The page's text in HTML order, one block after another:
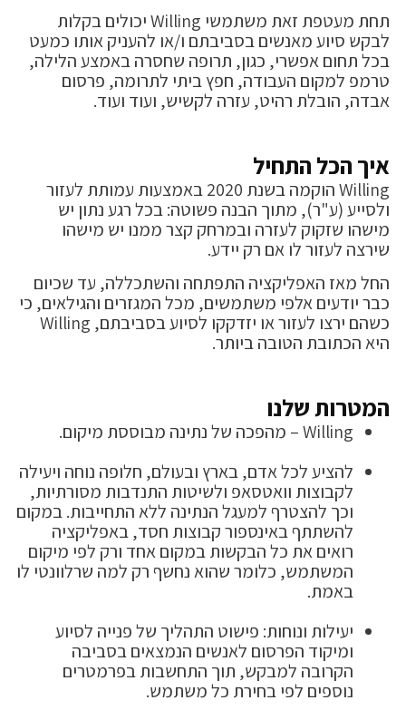
תחת מעטפת זאת משתמשי Willing יכולים בקלות
לבקש סיוע מאנשים בסביבתם ו/או להעניק אותו כמעט
בכל תחום אפשרי, כגון, תרופה שחסרה באמצע הלילה,
טרמפ למקום העבודה, חפץ ביתי לתרומה, פרסום
אבדה, הובלת רהיט, עזרה לקשיש, ועוד ועוד.
איך הכל התחיל
Willing הוקמה בשנת 2020 באמצעות עמותת לעזור
ולסייע (ע"ר), מתוך הבנה פשוטה: בכל רגע נתון יש
מישהו שזקוק לעזרה ובמרחק קצר ממנו יש מישהו
שירצה לעזור לו אם רק יידע.
החל מאז האפליקציה התפתחה והשתכללה, עד שכיום
כבר יודעים אלפי משתמשים, מכל המגזרים והגילאים, כי
כשהם ירצו לעזור או יזדקקו לסיוע בסביבתם, Willing
היא הכתובת הטובה ביותר.
המטרות שלנו
Willing – מהפכה של נתינה מבוססת מיקום.
להציע לכל אדם, בארץ ובעולם, חלופה נוחה ויעילה
לקבוצות וואטסאפ ולשיטות התנדבות מסורתיות,
וכך להצטרף למעגל הנתינה ללא התחייבות. במקום
להשתתף באינספור קבוצות חסד, באפליקציה
רואים את כל הבקשות במקום אחד ורק לפי מיקום
המשתמש, כלומר שהוא נחשף רק למה שרלוונטי לו
באמת.
יעילות ונוחות: פישוט התהליך של פנייה לסיוע
ומיקוד הפרסום לאנשים הנמצאים בסביבה
הקרובה למבקש, תוך התחשבות בפרמטרים
נוספים לפי בחירת כל משתמש.